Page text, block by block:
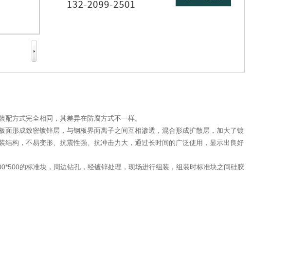
方式完全相同，其差异在防腐方式不一样。
形成致密镀锌层，与钢板界面离子之间互相渗透，混合形成扩散层，加大了镀
构，不易变形、抗震性强、抗冲击力大，通过长时间的广泛使用，显示出良好
的标准块，周边钻孔，经镀锌处理，现场进行组装，组装时标准块之间硅胶